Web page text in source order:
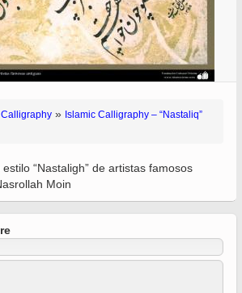
Calligraphy » Islamic Calligraphy – “Nastaliq”
“Nastaligh” de artistas famosos
Moin